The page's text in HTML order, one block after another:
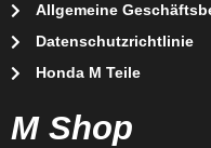
Allgemeine
Datenschutzrichtlinie
Honda M Teile
M Shop